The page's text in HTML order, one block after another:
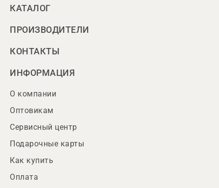
КАТАЛОГ
ПРОИЗВОДИТЕЛИ
КОНТАКТЫ
ИНФОРМАЦИЯ
О компании
Оптовикам
Сервисный центр
Подарочные карты
Как купить
Оплата